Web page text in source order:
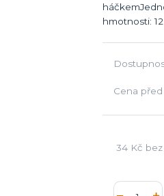
hmotnosti:
Cena
34 Kč